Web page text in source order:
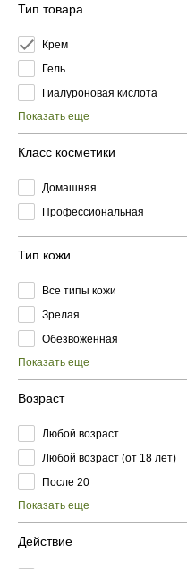
Тип товара
Крем
Гель
Гиалуроновая кислота
Показать еще
Класс косметики
Домашняя
Профессиональная
Тип кожи
Все типы кожи
Зрелая
Обезвоженная
Показать еще
Возраст
Любой возраст
Любой возраст (от 18 лет)
После 20
Показать еще
Действие